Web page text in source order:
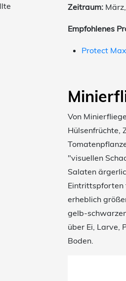
Zeitraum:
Empfohlenes
Protect
Von
Hülsenfrüchte,
"visuellen
Salaten
Eintrittspforten
erheblich
gelb-
über Ei, Larve,
Boden.